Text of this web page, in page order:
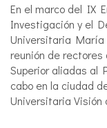
En el marco del IX
Investigación y el
Universitaria María
reunión de
Superior aliadas al
cabo en la ciudad
Universitaria Visión